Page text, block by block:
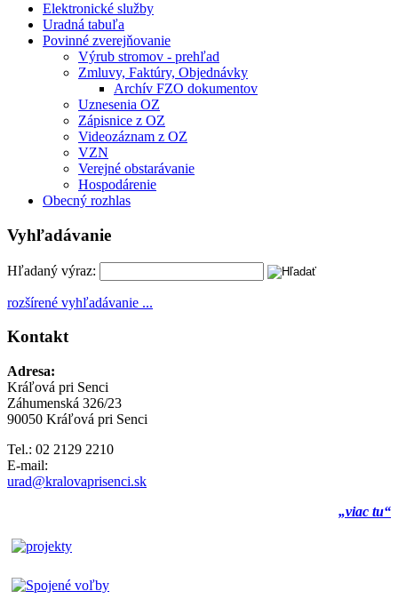
Elektronické služby
Uradná tabuľa
Povinné zverejňovanie
Výrub stromov - prehľad
Zmluvy, Faktúry, Objednávky
Archív FZO dokumentov
Uznesenia OZ
Zápisnice z OZ
Videozáznam z OZ
VZN
Verejné obstarávanie
Hospodárenie
Obecný rozhlas
Vyhľadávanie
Hľadaný výraz:
rozšírené vyhľadávanie ...
Kontakt
Adresa:
Kráľová pri Senci
Záhumenská 326/23
90050 Kráľová pri Senci
Tel.: 02 2129 2210
E-mail:
urad@kralovaprisenci.sk
„viac tu“